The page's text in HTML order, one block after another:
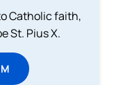
Catholic faith,
St. Pius X.